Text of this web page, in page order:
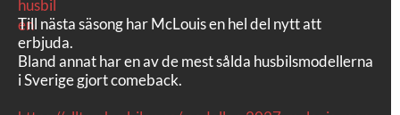
Till nästa säsong har McLouis en hel del nytt att
erbjuda.
Bland annat har en av de mest sålda husbilsmodellerna
i Sverige gjort comeback.